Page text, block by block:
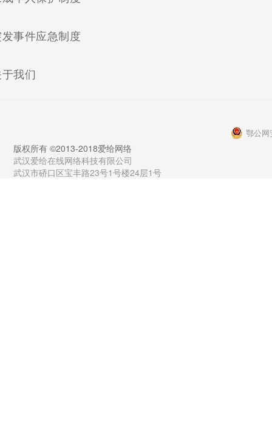
事件应急制度
我们
鄂公网
版权所有 ©2013-2018爱给网络
武汉爱给在线网络科技有限公司
武汉市硚口区宝丰路23号1号楼24层1号